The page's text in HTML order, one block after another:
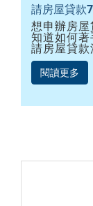
時，該怎麼
貸沒過我還
法能補救？
請房屋貸款
速撥款流程
想申辦房屋
知道如何著
請房屋貸款
雜，讓你感
嗎？優利貸
協助你，只
程7個步驟
申請及查
閱讀更多